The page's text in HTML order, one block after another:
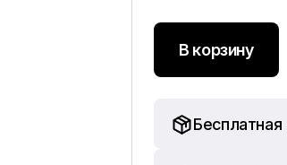
В корзину